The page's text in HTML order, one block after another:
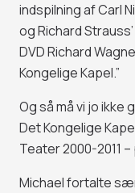
indspilning af Carl
og Richard
DVD Richard
Kongelige Kapel.”
Og så må vi jo ikke
Det Kongelige
Teater 2000-2011 –
Michael fortalte